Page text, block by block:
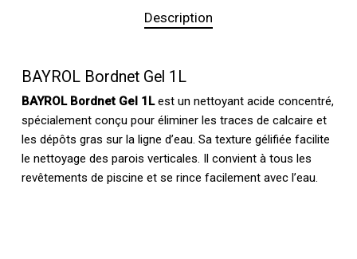
Description
BAYROL Bordnet Gel 1L
BAYROL Bordnet Gel 1Lest un nettoyant acide concentré,
spécialement conçu pour éliminer les traces de calcaire et
les dépôts gras sur la ligne d’eau. Sa texture gélifiée facilite
le nettoyage des parois verticales. Il convient à tous les
revêtements de piscine et se rince facilement avec l’eau.